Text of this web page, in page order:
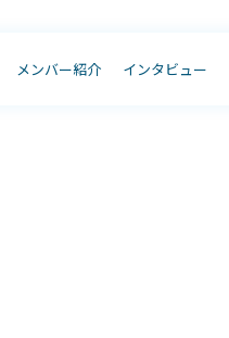
メンバー紹介 インタビュー